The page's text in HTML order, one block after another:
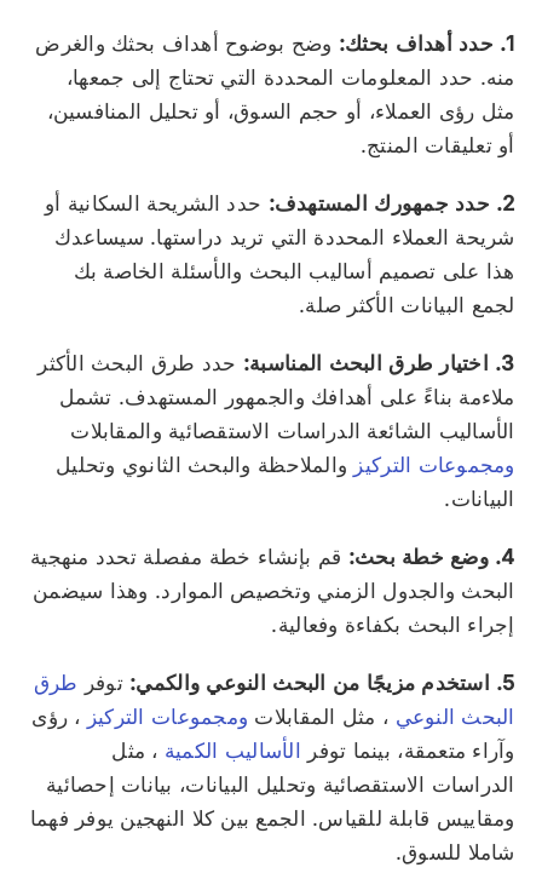
1. حدد أهداف بحثك:
وضح بوضوح أهداف بحثك والغرض
منه. حدد المعلومات المحددة التي تحتاج إلى جمعها،
مثل رؤى العملاء، أو حجم السوق، أو تحليل المنافسين،
أو تعليقات المنتج.
2. حدد جمهورك المستهدف:
حدد الشريحة السكانية أو
شريحة العملاء المحددة التي تريد دراستها. سيساعدك
هذا على تصميم أساليب البحث والأسئلة الخاصة بك
لجمع البيانات الأكثر صلة.
3. اختيار طرق البحث المناسبة:
حدد طرق البحث الأكثر
ملاءمة بناءً على أهدافك والجمهور المستهدف. تشمل
الأساليب الشائعة الدراسات الاستقصائية والمقابلات
ومجموعات التركيز والملاحظة والبحث الثانوي وتحليل
البيانات.
4. وضع خطة بحث:
قم بإنشاء خطة مفصلة تحدد منهجية
البحث والجدول الزمني وتخصيص الموارد. وهذا سيضمن
إجراء البحث بكفاءة وفعالية.
5. استخدم مزيجًا من البحث النوعي والكمي: توفر طرق
البحث النوعي ، مثل المقابلات ومجموعات التركيز ، رؤى
وآراء متعمقة، بينما توفر
الأساليب الكمية ، مثل
الدراسات الاستقصائية وتحليل البيانات، بيانات إحصائية
ومقاييس قابلة للقياس. الجمع بين كلا النهجين يوفر فهما
شاملا للسوق.